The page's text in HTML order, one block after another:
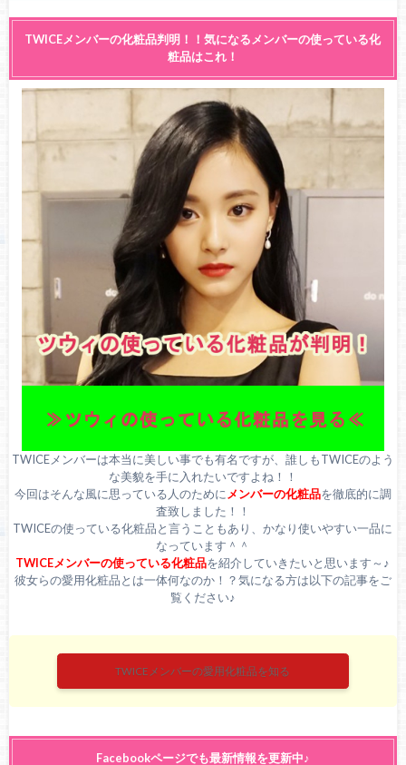
TWICEメンバーの化粧品判明！！気になるメンバーの使っている化
粧品はこれ！
TWICEメンバーは本当に美しい事でも有名ですが、誰しもTWICEのよう
な美貌を手に入れたいですよね！！
今回はそんな風に思っている人のためにメンバーの化粧品を徹底的に調
査致しました！！
TWICEの使っている化粧品と言うこともあり、かなり使いやすい一品に
なっています＾＾
TWICEメンバーの使っている化粧品を紹介していきたいと思います～♪
彼女らの愛用化粧品とは一体何なのか！？気になる方は以下の記事をご
覧ください♪
TWICEメンバーの愛用化粧品を知る
Facebookページでも最新情報を更新中♪